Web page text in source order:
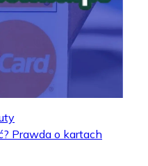
Prawda o kartach